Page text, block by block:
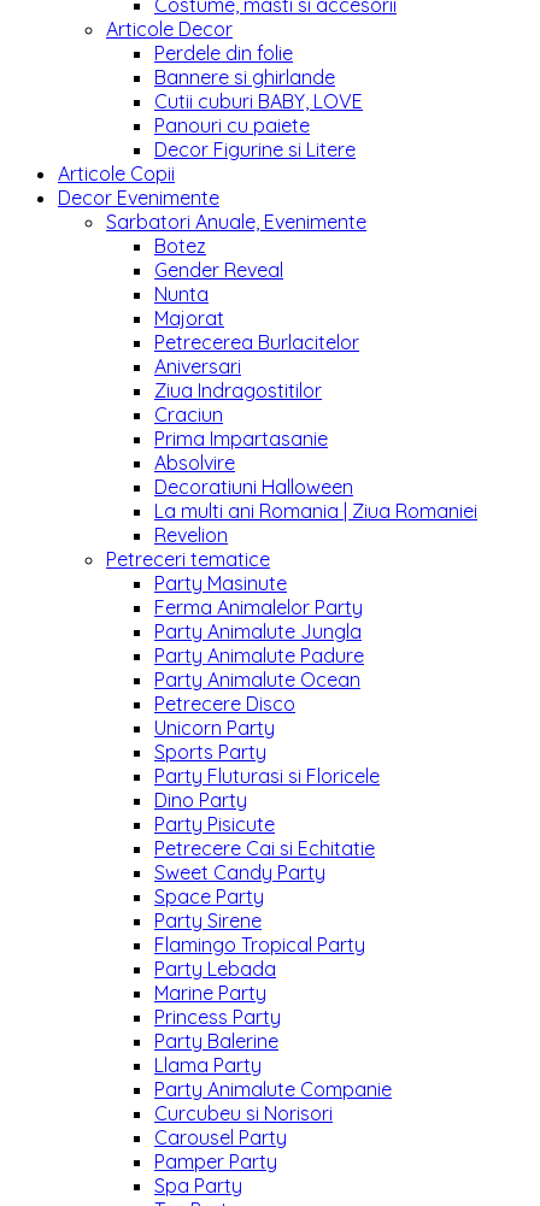
Costume, masti si accesorii
Articole Decor
Perdele din folie
Bannere si ghirlande
Cutii cuburi BABY, LOVE
Panouri cu paiete
Decor Figurine si Litere
Articole Copii
Decor Evenimente
Sarbatori Anuale, Evenimente
Botez
Gender Reveal
Nunta
Majorat
Petrecerea Burlacitelor
Aniversari
Ziua Indragostitilor
Craciun
Prima Impartasanie
Absolvire
Decoratiuni Halloween
La multi ani Romania | Ziua Romaniei
Revelion
Petreceri tematice
Party Masinute
Ferma Animalelor Party
Party Animalute Jungla
Party Animalute Padure
Party Animalute Ocean
Petrecere Disco
Unicorn Party
Sports Party
Party Fluturasi si Floricele
Dino Party
Party Pisicute
Petrecere Cai si Echitatie
Sweet Candy Party
Space Party
Party Sirene
Flamingo Tropical Party
Party Lebada
Marine Party
Princess Party
Party Balerine
Llama Party
Party Animalute Companie
Curcubeu si Norisori
Carousel Party
Pamper Party
Spa Party